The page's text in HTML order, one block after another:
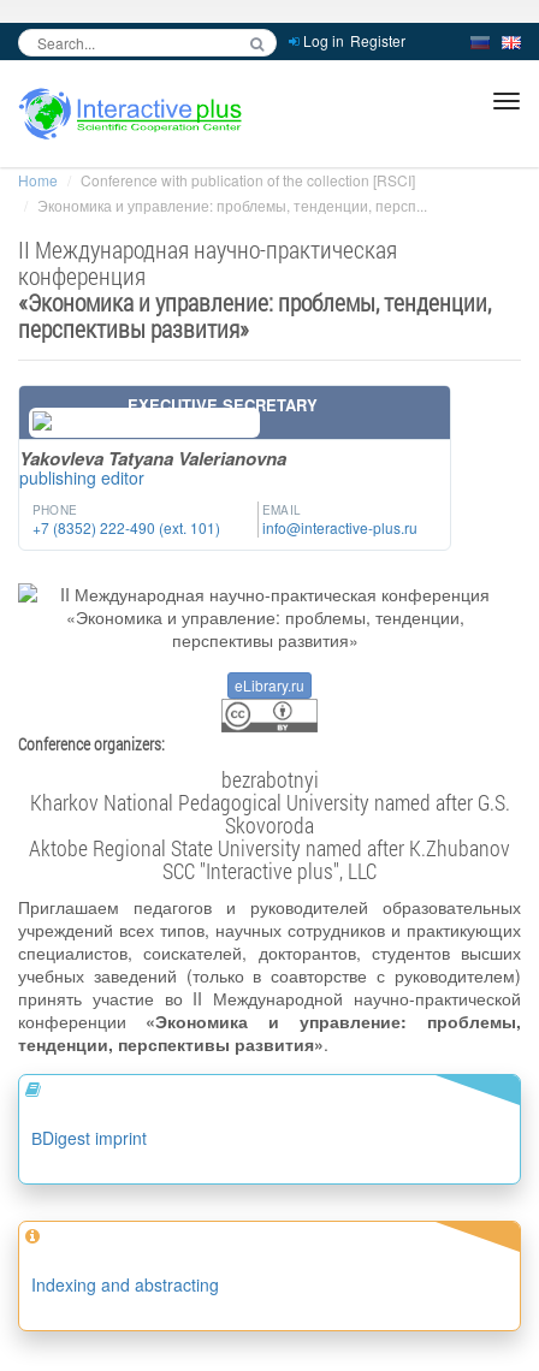
Log in Register
Home
Conference with publication of the collection [RSCI]
Экономика и управление: проблемы, тенденции, персп...
II Международная научно-практическая
конференция
«Экономика и управление: проблемы, тенденции,
перспективы развития»
EXECUTIVE SECRETARY
Yakovleva Tatyana Valerianovna
publishing editor
PHONE
+7 (8352) 222-490 (ext. 101)
EMAIL
info@interactive-plus.ru
eLibrary.ru
Conference organizers:
bezrabotnyi
Kharkov National Pedagogical University named after G.S.
Skovoroda
Aktobe Regional State University named after K.Zhubanov
SCC "Interactive plus", LLC
Приглашаем педагогов и руководителей образовательных
учреждений всех типов, научных сотрудников и практикующих
специалистов, соискателей, докторантов, студентов высших
учебных заведений (только в соавторстве с руководителем)
принять участие во II Международной научно-практической
конференции «Экономика и управление: проблемы,
тенденции, перспективы развития».
ВDigest imprint
Indexing and abstracting